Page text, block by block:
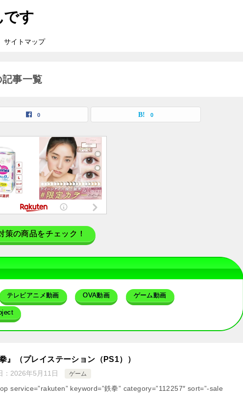
です
サイトマップ
記事一覧
0 0
策の商品をチェック！
テレビアニメ動画 OVA動画 ゲーム動画
拳』（プレイステーション（PS1））
2026年5月11日 ゲーム
service=”rakuten” keyword=”鉄拳” category=”112257″ sort=”-sale